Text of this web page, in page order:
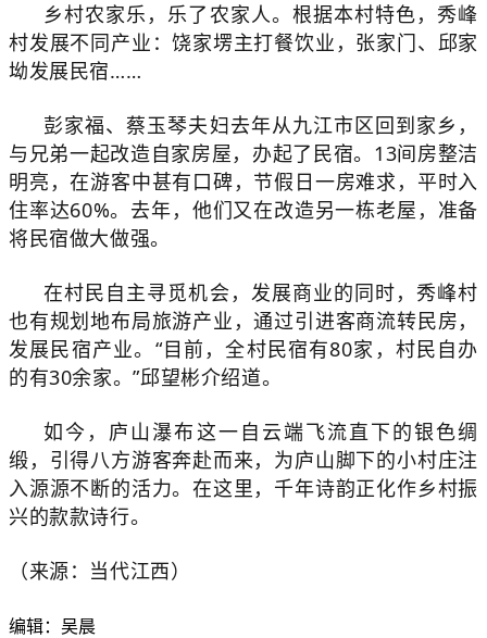
乡村农家乐，乐了农家人。根据本村特色，秀峰
村发展不同产业：饶家塄主打餐饮业，张家门、邱家
坳发展民宿……
彭家福、蔡玉琴夫妇去年从九江市区回到家乡，
与兄弟一起改造自家房屋，办起了民宿。13间房整洁
明亮，在游客中甚有口碑，节假日一房难求，平时入
住率达60%。去年，他们又在改造另一栋老屋，准备
将民宿做大做强。
在村民自主寻觅机会，发展商业的同时，秀峰村
也有规划地布局旅游产业，通过引进客商流转民房，
发展民宿产业。“目前，全村民宿有80家，村民自办
的有30余家。”邱望彬介绍道。
如今，庐山瀑布这一自云端飞流直下的银色绸
缎，引得八方游客奔赴而来，为庐山脚下的小村庄注
入源源不断的活力。在这里，千年诗韵正化作乡村振
兴的款款诗行。
（来源：当代江西）
编辑：吴晨